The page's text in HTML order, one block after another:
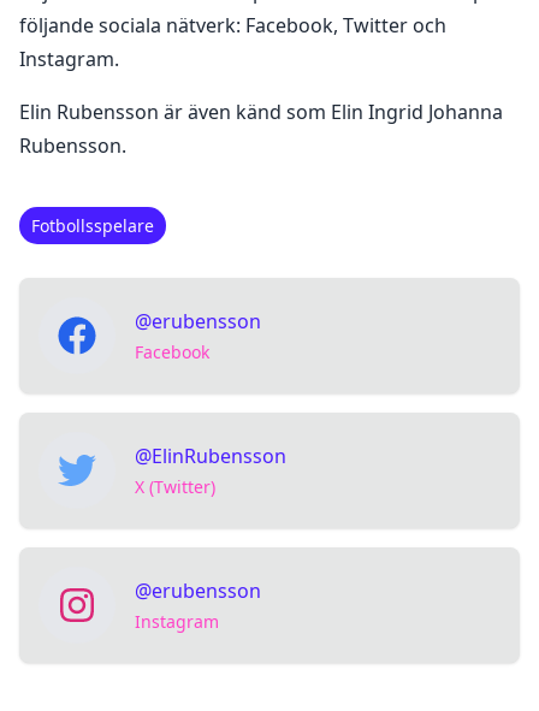
följande sociala nätverk: Facebook, Twitter och
Instagram.
Elin Rubensson är även känd som Elin Ingrid Johanna
Rubensson.
Fotbollsspelare
@erubensson
Facebook
@ElinRubensson
X (Twitter)
@erubensson
Instagram